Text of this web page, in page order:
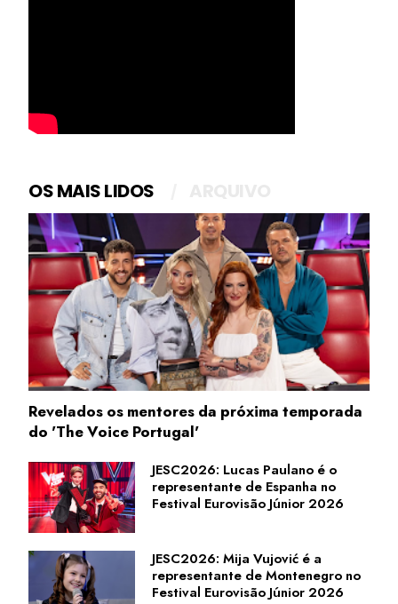
OS MAIS LIDOS
Revelados os mentores da próxima temporada
do 'The Voice Portugal'
JESC2026: Lucas Paulano é o
representante de Espanha no
Festival Eurovisão Júnior 2026
JESC2026: Mija Vujović é a
representante de Montenegro no
Festival Eurovisão Júnior 2026